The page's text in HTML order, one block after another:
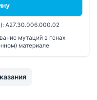
A27.30.006.000.02
мутаций в генах
материале